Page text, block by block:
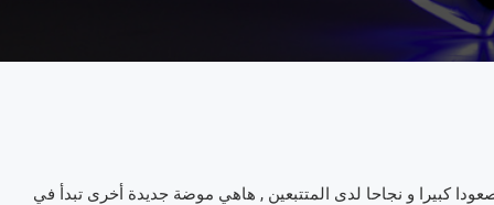
كبيرا و نجاحا لدى المتتبعين , هاهي موضة جديدة أخرى تبدأ في